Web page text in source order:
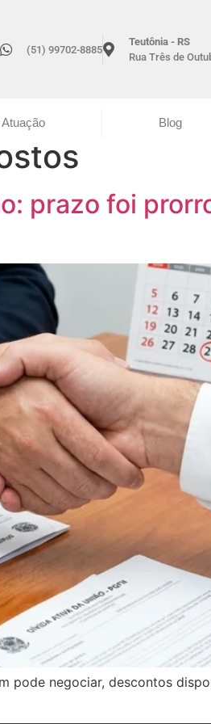
(51) 99702-8885
Teutônia - RS
Rua Três de
Blog
prazo foi
pode negociar, descontos